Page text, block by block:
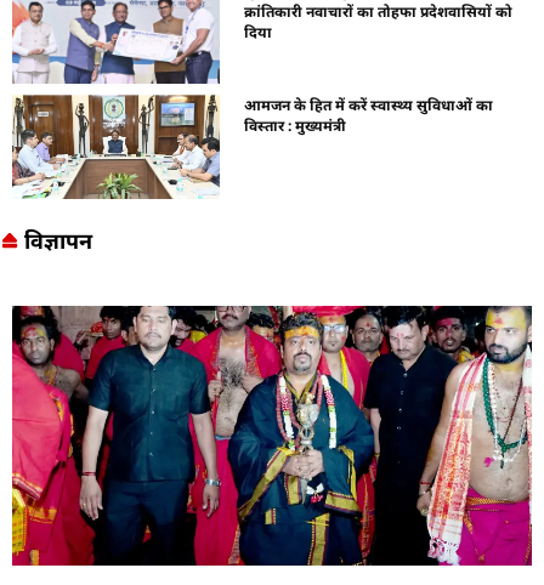
क्रांतिकारी नवाचारों का तोहफा प्रदेशवासियों को
दिया
आमजन के हित में करें स्वास्थ्य सुविधाओं का
विस्तार : मुख्यमंत्री
विज्ञापन